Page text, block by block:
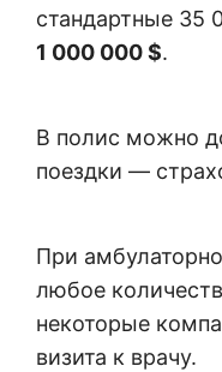
стандартные 35
1 000 000 $.
В полис можно
поездки —
При
любое
некоторые
визита к врачу.